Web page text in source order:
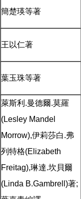
簡楚瑛等著
王以仁著
葉玉珠等著
萊斯利.曼德爾.莫羅
(Lesley Mandel
Morrow),伊莉莎白.弗
列特格(Elizabeth
Freitag),琳達.坎貝爾
(Linda B.Gambrell)著;